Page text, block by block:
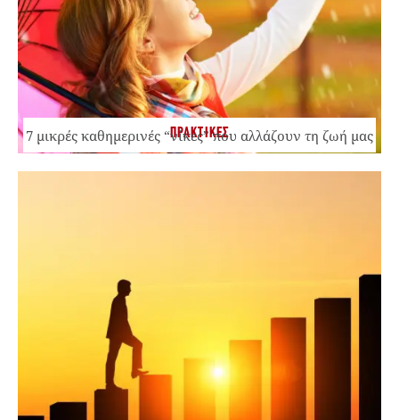
ΠΡΑΚΤΙΚΕΣ
7 μικρές καθημερινές “νίκες” που αλλάζουν τη ζωή μας